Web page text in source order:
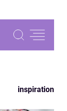
inspiration